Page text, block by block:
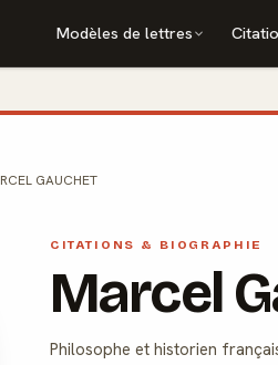
Modèles de lettres
GAUCHET
CITATIONS & BIOGRAPHIE
Marcel
Philosophe et historien